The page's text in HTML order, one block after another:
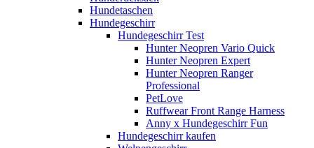
Hundetaschen
Hundegeschirr
Hundegeschirr Test
Hunter Neopren Vario Quick
Hunter Neopren Expert
Hunter Neopren Ranger
Professional
PetLove
Ruffwear Front Range Harness
Anny x Hundegeschirr Fun
Hundegeschirr kaufen